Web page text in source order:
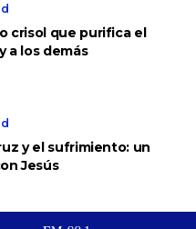
crisol que purifica el
a los demás
y el sufrimiento: un
Jesús